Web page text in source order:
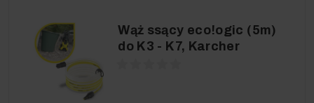
Wąż ssący eco!ogic (5m)
do K3 - K7, Karcher